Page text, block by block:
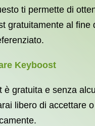
ti permette di
gratuitamente al
Keyboost
è gratuita e senza
libero di accettare